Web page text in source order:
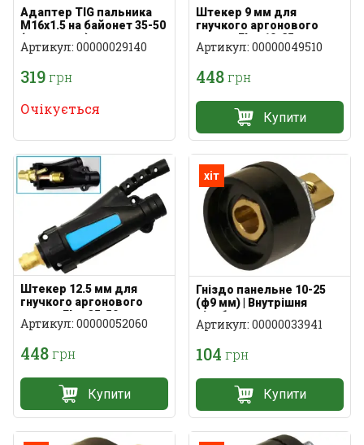
Адаптер TIG пальника
M16x1.5 на байонет 35-50
(газ+струм)
Артикул: 00000029140
319грн
Очікується
Штекер 9 мм для
гнучкого аргонового
рукава Flex 10-25
Артикул: 00000049510
448грн
Купити
Штекер 12.5 мм для
гнучкого аргонового
рукава Flex 35-50
Артикул: 00000052060
448грн
Купити
хіт
Гніздо панельне 10-25
(ф9 мм) | Внутрішня
різьба
Артикул: 00000033941
104 грн
Купити